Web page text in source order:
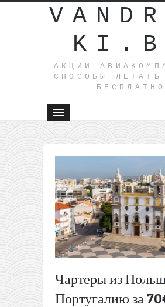
АКЦИИ
СПОСОБЫ ЛЕТАТЬ
БЕСПЛАТНО
Чартеры из
Португалию за